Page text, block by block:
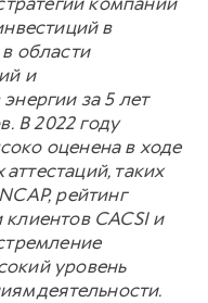
в
области
и
за 5 лет
В 2022 году
оценена в ходе
таких
рейтинг
CACSI и
уровень
деятельности.